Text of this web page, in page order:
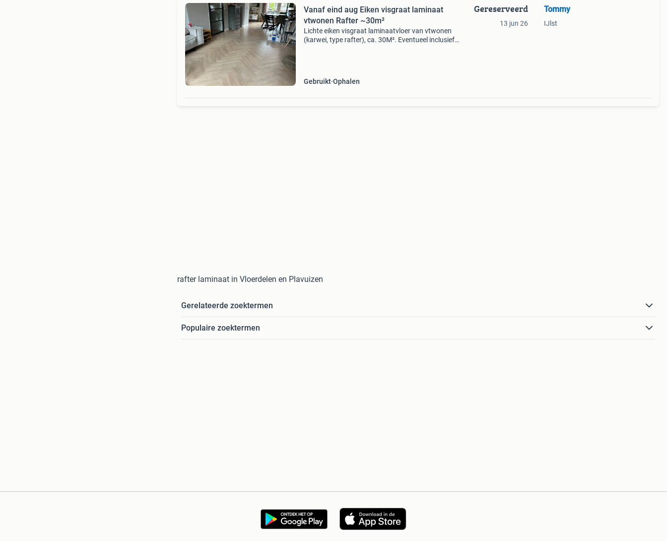
Vanaf eind aug Eiken visgraat laminaat
vtwonen Rafter ~30m²
Lichte eiken visgraat laminaatvloer van vtwonen
(karwei, type rafter), ca. 30M². Eventueel inclusief
Gebruikt Ophalen
Gereserveerd
13 jun 26
Tommy
IJlst
rafter laminaat in Vloerdelen en Plavuizen
Gerelateerde zoektermen
Populaire zoektermen